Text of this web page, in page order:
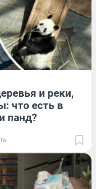
и реки,
что есть в
панд?